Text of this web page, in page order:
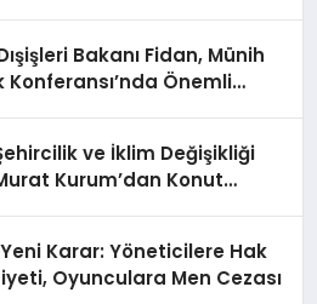
Bakanı Fidan, Münih
Konferansı’nda Önemli
ve İklim Değişikliği
Kurum’dan Konut
Yeni Karar: Yöneticilere Hak
Oyunculara Men Cezası